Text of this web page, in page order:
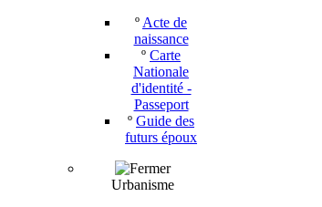
º Acte de
naissance
º Carte
Nationale
d'identité -
Passeport
º Guide des
futurs époux
Urbanisme